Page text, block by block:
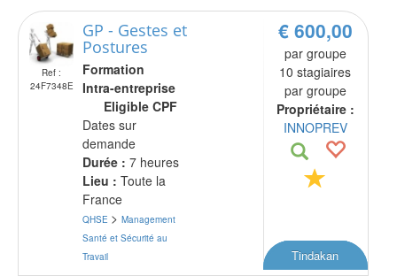
Ref :
24F7348E
GP - Gestes et
Postures
Formation
Intra-entreprise
Eligible CPF
Dates sur
demande
Durée : 7 heures
Lieu : Toute la
France
QHSE > Management
Santé et Sécurité au
Travail
€ 600,00
par groupe
10 stagiaires
par groupe
Propriétaire :
INNOPREV
Tindakan